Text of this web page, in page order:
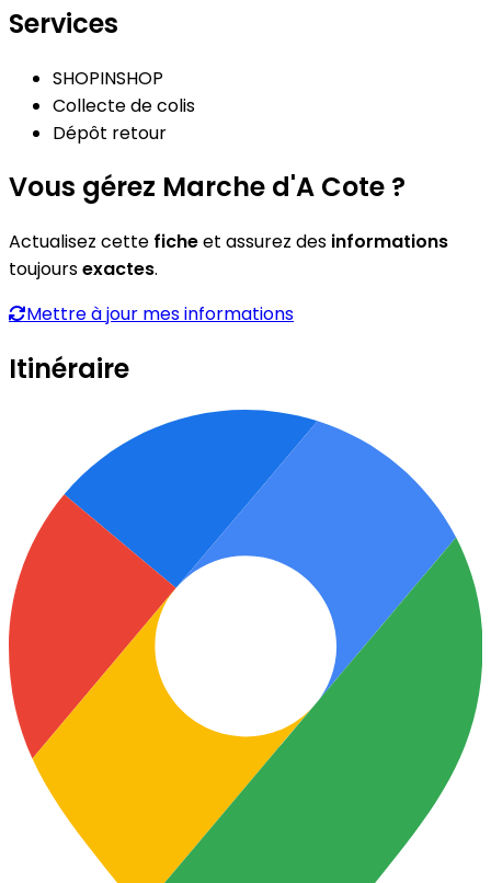
Services
SHOPINSHOP
Collecte de colis
Dépôt retour
Vous gérez Marche d'A Cote ?
Actualisez cette ficheet assurez des informations
toujoursexactes.
Mettre à jour mes informations
Itinéraire